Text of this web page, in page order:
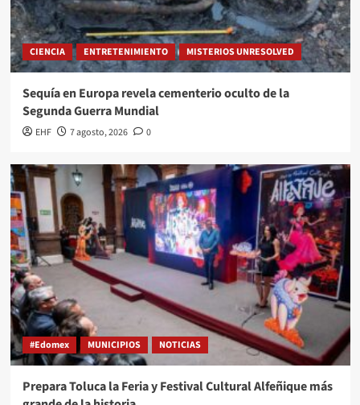
CIENCIA ENTRETENIMIENTO MISTERIOS UNRESOLVED
Sequía en Europa revela cementerio oculto de la
Segunda Guerra Mundial
EHF 7 agosto, 2026 0
#Edomex MUNICIPIOS NOTICIAS
Prepara Toluca la Feria y Festival Cultural Alfeñique más